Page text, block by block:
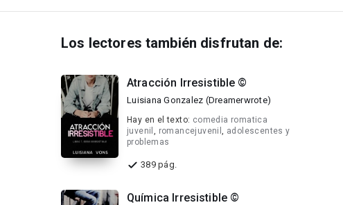
Los lectores también disfrutan de:
Atracción Irresistible ©
Luisiana Gonzalez (Dreamerwrote)
Hay en el texto: comedia romatica
juvenil , romancejuvenil, adolescentes y
problemas
389 pág.
Química Irresistible ©